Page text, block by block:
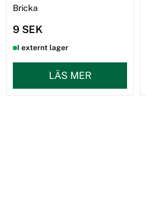
Bricka
9 SEK
I externt lager
LÄS MER